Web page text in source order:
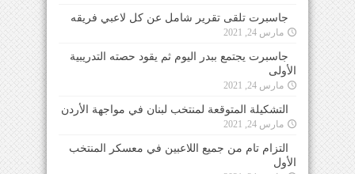
جاسبرت تلقى تقرير شامل عن كل لاعبي فريقه
مارس 24, 2021
جاسبرت يجتمع ببدر اليوم ثم يقود حصته التدريبية
الأولى
مارس 24, 2021
التشكيلة المتوقعة لمنتخب لبنان في مواجهة الأردن
مارس 24, 2021
التزام تام من جميع اللاعبين في معسكر المنتخب
الأول